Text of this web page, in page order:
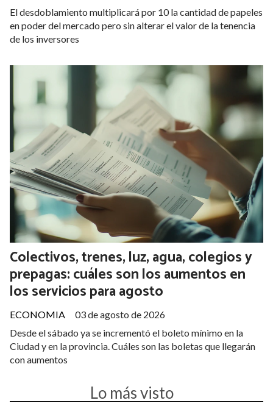
El desdoblamiento multiplicará por 10 la cantidad de papeles
en poder del mercado pero sin alterar el valor de la tenencia
de los inversores
Colectivos, trenes, luz, agua, colegios y
prepagas: cuáles son los aumentos en
los servicios para agosto
ECONOMIA
03 de agosto de 2026
Desde el sábado ya se incrementó el boleto mínimo en la
Ciudad y en la provincia. Cuáles son las boletas que llegarán
con aumentos
Lo más visto